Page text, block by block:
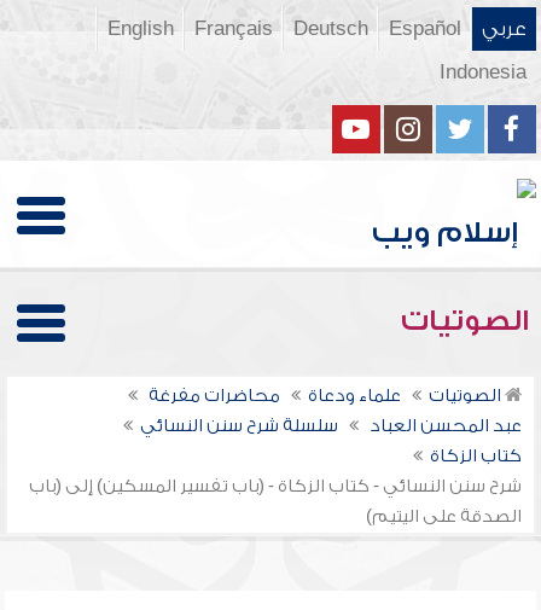
عربي Español
Deutsch
Français
English
Indonesia
الصوتيات
الصوتيات علماء ودعاة
محاضرات مفرغة
عبد المحسن العباد
سلسلة شرح سنن النسائي
كتاب الزكاة
شرح سنن النسائي - كتاب الزكاة - (باب تفسير المسكين) إلى (باب
الصدقة على اليتيم)